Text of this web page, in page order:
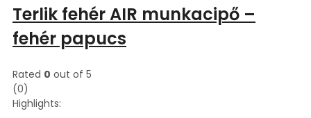
Terlik fehér AIR munkacipő –
fehér papucs
Rated 0 out of 5
(0)
Highlights: